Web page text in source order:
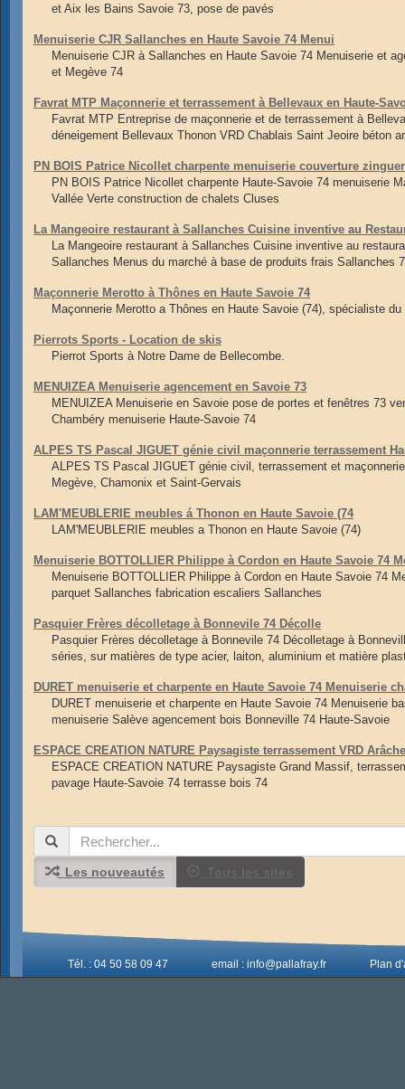
et Aix les Bains Savoie 73, pose de pavés
Menuiserie CJR Sallanches en Haute Savoie 74 Menui
Menuiserie CJR à Sallanches en Haute Savoie 74 Menuiserie et
et Megève 74
Favrat MTP Maçonnerie et terrassement à Bellevaux en Haute-
Favrat MTP Entreprise de maçonnerie et de terrassement à
déneigement Bellevaux Thonon VRD Chablais Saint Jeoire béton
PN BOIS Patrice Nicollet charpente menuiserie couverture
PN BOIS Patrice Nicollet charpente Haute-Savoie 74 menuiserie
Vallée Verte construction de chalets Cluses
La Mangeoire restaurant à Sallanches Cuisine inventive au
La Mangeoire restaurant à Sallanches Cuisine inventive au
Sallanches Menus du marché à base de produits frais Sallanches
Maçonnerie Merotto à Thônes en Haute Savoie 74
Maçonnerie Merotto a Thônes en Haute Savoie (74), spécialiste du
Pierrots Sports - Location de skis
Pierrot Sports à Notre Dame de Bellecombe.
MENUIZEA Menuiserie agencement en Savoie 73
MENUIZEA Menuiserie en Savoie pose de portes et fenêtres 73
Chambéry menuiserie Haute-Savoie 74
ALPES TS Pascal JIGUET génie civil maçonnerie terrassement
ALPES TS Pascal JIGUET génie civil, terrassement et
Megève, Chamonix et Saint-Gervais
LAM'MEUBLERIE meubles á Thonon en Haute Savoie (74
LAM'MEUBLERIE meubles a Thonon en Haute Savoie (74)
Menuiserie BOTTOLLIER Philippe à Cordon en Haute Savoie 74
Menuiserie BOTTOLLIER Philippe à Cordon en Haute Savoie 74
parquet Sallanches fabrication escaliers Sallanches
Pasquier Frères décolletage à Bonnevile 74 Décolle
Pasquier Frères décolletage à Bonnevile 74 Décolletage à
séries, sur matières de type acier, laiton, aluminium et matière
DURET menuiserie et charpente en Haute Savoie 74 Menuiserie
DURET menuiserie et charpente en Haute Savoie 74 Menuiserie
menuiserie Salève agencement bois Bonneville 74 Haute-Savoie
ESPACE CREATION NATURE Paysagiste terrassement VRD
ESPACE CREATION NATURE Paysagiste Grand Massif,
pavage Haute-Savoie 74 terrasse bois 74
Les nouveautés
Tél. : 04 50 58 09 47 email : info@pallafray.fr Plan